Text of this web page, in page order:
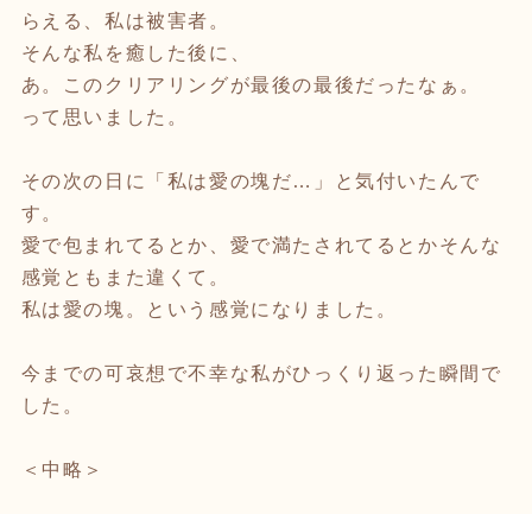
らえる、私は被害者。
そんな私を癒した後に、
あ。このクリアリングが最後の最後だったなぁ。
って思いました。
その次の日に「私は愛の塊だ…」と気付いたんで
す。
愛で包まれてるとか、愛で満たされてるとかそんな
感覚ともまた違くて。
私は愛の塊。という感覚になりました。
今までの可哀想で不幸な私がひっくり返った瞬間で
した。
＜中略＞